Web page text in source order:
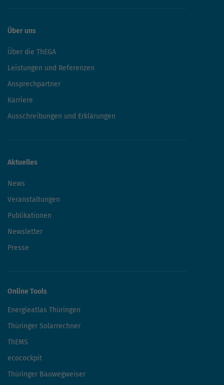
Über uns
Über die ThEGA
Leistungen und Referenzen
Ansprechpartner
Karriere
Ausschreibungen und Erklärungen
Aktuelles
News
Veranstaltungen
Publikationen
Newsletter
Presse
Online Tools
Energieatlas Thüringen
Thüringer Solarrechner
ThEMS
ecocockpit
Thüringer Bauwegweiser